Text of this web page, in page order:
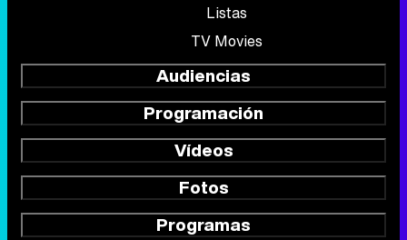
Listas
TV Movies
Audiencias
Programación
Vídeos
Fotos
Programas